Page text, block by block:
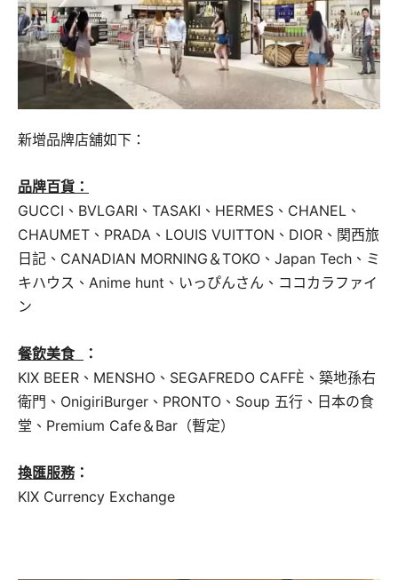
新增品牌店舖如下：
品牌百貨：
GUCCI、BVLGARI、TASAKI、HERMES、CHANEL、
CHAUMET、PRADA、LOUIS VUITTON、DIOR、関西旅
日記、CANADIAN MORNING＆TOKO、Japan Tech、ミ
キハウス、Anime hunt、いっぴんさん、ココカラファイ
ン
餐飲美食
：
KIX BEER、MENSHO、SEGAFREDO CAFFÈ、築地孫右
衛門、OnigiriBurger、PRONTO、Soup 五行、日本の食
堂、Premium Cafe＆Bar（暫定）
換匯服務：
KIX Currency Exchange